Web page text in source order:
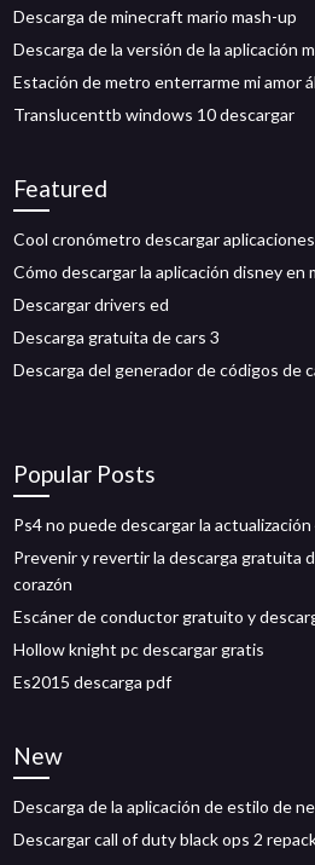
Descarga de minecraft mario mash-up
Descarga de la versión de la aplicación
Estación de metro enterrarme mi amor
Translucenttb windows 10 descargar
Featured
Cool cronómetro descargar
Cómo descargar la aplicación disney en
Descargar drivers ed
Descarga gratuita de cars 3
Descarga del generador de códigos de
Popular Posts
Ps4 no puede descargar la actualización
Prevenir y revertir la descarga gratuita
corazón
Escáner de conductor gratuito y
Hollow knight pc descargar gratis
Es2015 descarga pdf
New
Descarga de la aplicación de estilo de
Descargar call of duty black ops 2